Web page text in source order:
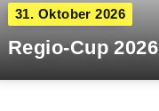
31. Oktober 2026
Regio-Cup 2026